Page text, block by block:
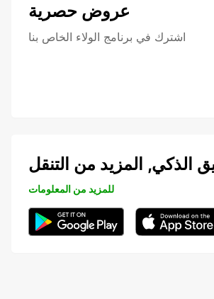
عروض حصرية
اشترك في برنامج الولاء الخاص بنا
الذكي, المزيد من التنقل
للمزيد من المعلومات